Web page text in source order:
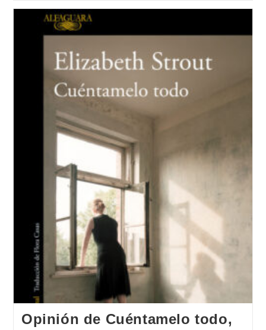
Ahogados,
Benjamin
Opinión de Cuéntamelo todo,